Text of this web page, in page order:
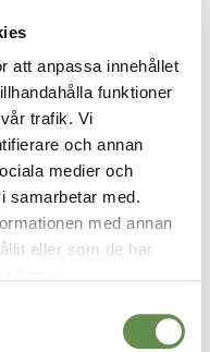
att anpassa innehållet
funktioner
trafik. Vi
och annan
medier och
samarbetar med.
med annan
eller som de har
till det bättre.
projektledning